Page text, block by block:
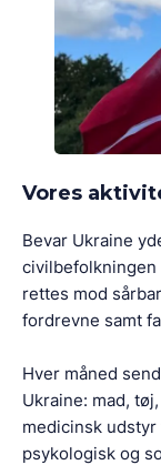
Vores
Bevar Ukraine
rettes mod
fordrevne samt
Hver måned
Ukraine: mad,
medicinsk
psykologisk og